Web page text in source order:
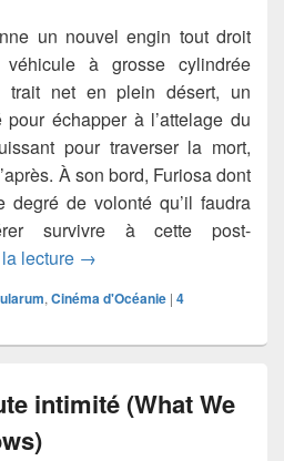
un nouvel engin tout droit
à grosse cylindrée
trait net en plein désert, un
échapper à l’attelage du
pour traverser la mort,
À son bord, Furiosa dont
de volonté qu’il faudra
survivre à cette post-
lecture Furiosa : Une saga Mad
→
, Cinéma d'Océanie | 4
intimité (What We